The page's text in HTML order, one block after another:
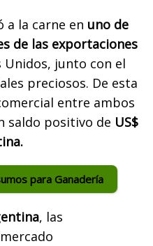
a la carne en uno de
de las exportaciones
Unidos, junto con el
preciosos. De esta
entre ambos
saldo positivo de US$
para Ganadería
, las